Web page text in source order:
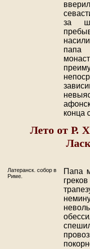
за
конца
Лето от Р.
Латеранск. собор в
Риме.
Папа